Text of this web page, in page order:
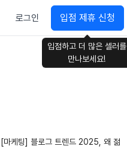
로그인 입점 제휴 신청
입점하고 더 많은 셀러를
만나보세요!
[마케팅] 블로그 트렌드 2025, 왜 젊